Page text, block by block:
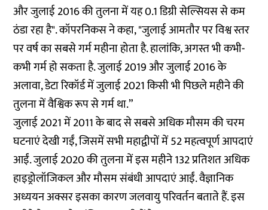
और जुलाई 2016 की तुलना में यह 0.1 डिग्री सेल्सियस से कम
ठंडा रहा है". कॉपरनिकस ने कहा, "जुलाई आमतौर पर विश्व स्तर
पर वर्ष का सबसे गर्म महीना होता है. हालांकि, अगस्त भी कभी-
कभी गर्म हो सकता है. जुलाई 2019 और जुलाई 2016 के
अलावा, डेटा रिकॉर्ड में जुलाई 2021 किसी भी पिछले महीने की
तुलना में वैश्विक रूप से गर्म था.”
जुलाई 2021 में 2011 के बाद से सबसे अधिक मौसम की चरम
घटनाएं देखी गईं, जिसमें सभी महाद्वीपों में 52 महत्वपूर्ण आपदाएं
आईं. जुलाई 2020 की तुलना में इस महीने 132 प्रतिशत अधिक
हाइड्रोलॉजिकल और मौसम संबंधी आपदाएं आईं. वैज्ञानिक
अध्ययन अक्सर इसका कारण जलवायु परिवर्तन बताते हैं. इस